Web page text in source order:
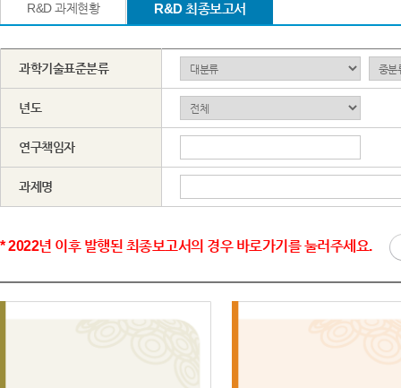
R&D 과제현황 R&D 최종보고서
과학기술표준분류
년도
연구책임자
과제명
* 2022년 이후 발행된 최종보고서의 경우 바로가기를 눌러주세요.